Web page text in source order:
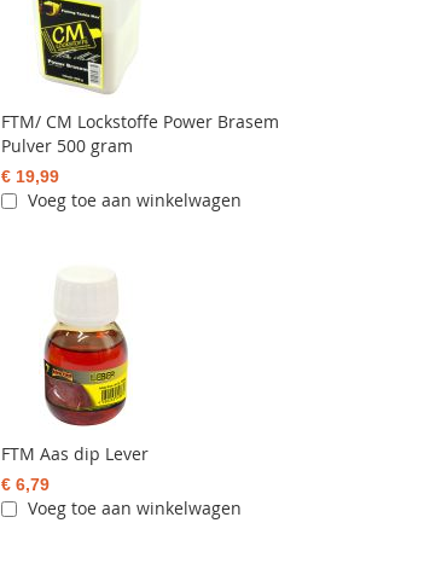
FTM/ CM Lockstoffe Power Brasem
Pulver 500 gram
€ 19,99
Voeg toe aan winkelwagen
FTM Aas dip Lever
€ 6,79
Voeg toe aan winkelwagen